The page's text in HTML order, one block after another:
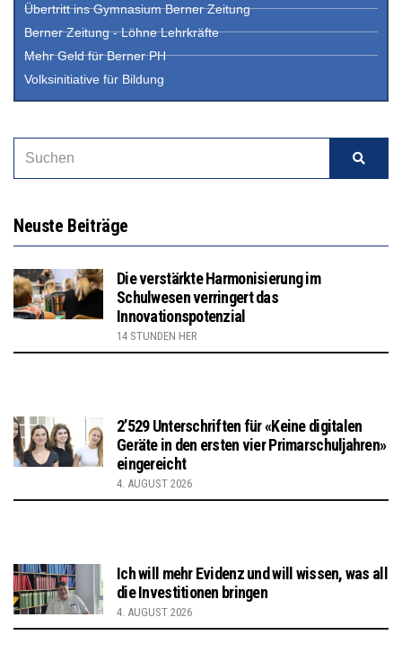
Übertritt ins Gymnasium Berner Zeitung
Berner Zeitung - Löhne Lehrkräfte
Mehr Geld für Berner PH
Volksinitiative für Bildung
Neuste Beiträge
Die verstärkte Harmonisierung im
Schulwesen verringert das
Innovationspotenzial
14 STUNDEN HER
2’529 Unterschriften für «Keine digitalen
Geräte in den ersten vier Primarschuljahren»
eingereicht
4. AUGUST 2026
Ich will mehr Evidenz und will wissen, was all
die Investitionen bringen
4. AUGUST 2026